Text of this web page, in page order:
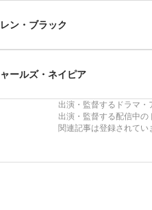
ン・ブラック
ールズ・ネイピア
出演・監督するドラマ・
出演・監督する配信中の
関連記事は登録されてい